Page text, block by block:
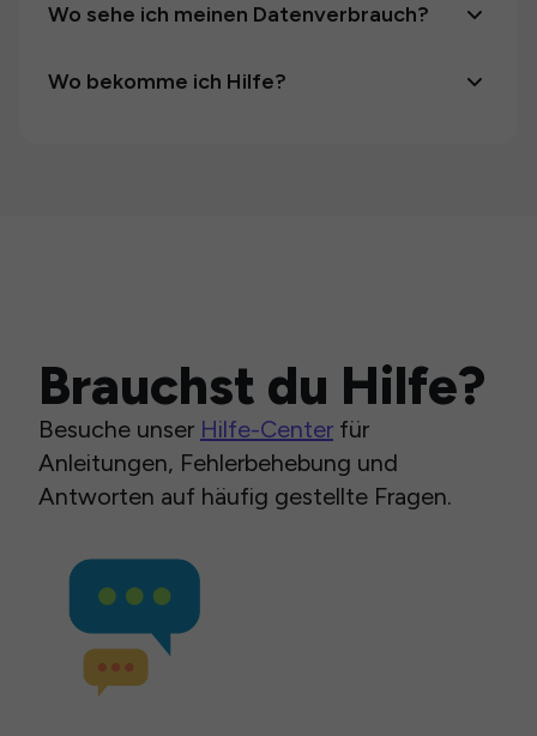
Wo sehe ich meinen Datenverbrauch?
Wo bekomme ich Hilfe?
Brauchst du Hilfe?
Besuche unser Hilfe-Center für
Anleitungen, Fehlerbehebung und
Antworten auf häufig gestellte Fragen.